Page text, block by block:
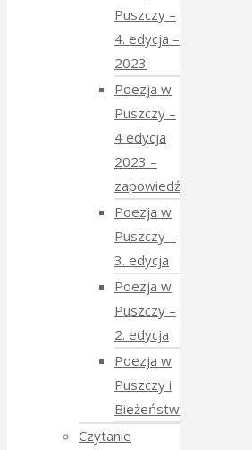
Puszczy –
4. edycja –
2023
Poezja w
Puszczy –
4 edycja
2023 –
zapowiedź
Poezja w
Puszczy –
3. edycja
Poezja w
Puszczy –
2. edycja
Poezja w
Puszczy i
Bieżeństwo
Czytanie